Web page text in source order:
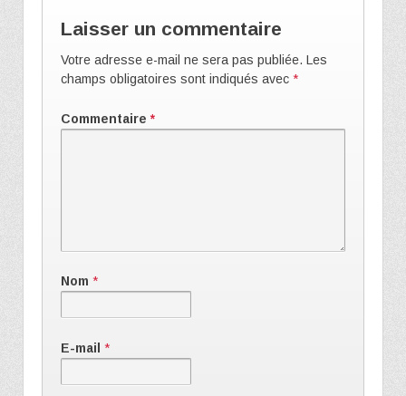
Laisser un commentaire
Votre adresse e-mail ne sera pas publiée. Les
champs obligatoires sont indiqués avec *
Commentaire *
Nom *
E-mail *